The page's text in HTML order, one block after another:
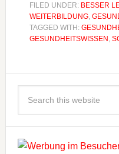
FILED UNDER: BESSER
WEITERBILDUNG,
TAGGED WITH:
GESUNDHEITSWISSEN